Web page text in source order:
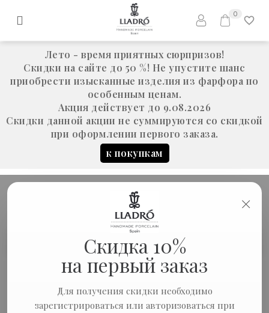
Лето - время приятных сюрпризов!
Скидки на сайте до 50 %! Не упустите шанс
приобрести изысканные изделия из фарфора по
особенным ценам.
Акция действует до 9.08.2026
Скидки данной акции не суммируются со скидкой
при оформлении первого заказа.
к покупкам
0
×
Скидка 10%
на первый заказ
Для получения скидки необходимо
зарегистрироваться или авторизоваться при
БРА Бра "Попугай" I